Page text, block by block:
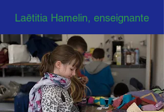
Laëtitia Hamelin, enseignante